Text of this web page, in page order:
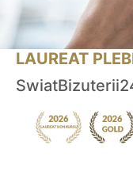
LAUREAT